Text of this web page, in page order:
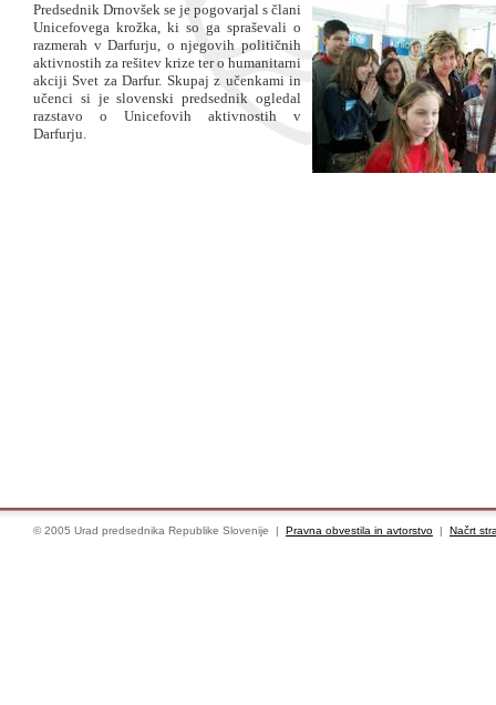
Predsednik Drnovšek se je pogovarjal s člani
Unicefovega krožka, ki so ga spraševali o
razmerah v Darfurju, o njegovih političnih
aktivnostih za rešitev krize ter o humanitarni
akciji Svet za Darfur. Skupaj z učenkami in
učenci si je slovenski predsednik ogledal
razstavo o Unicefovih aktivnostih v
Darfurju.
© 2005 Urad predsednika Republike Slovenije | Pravna obvestila in avtorstvo | Načrt